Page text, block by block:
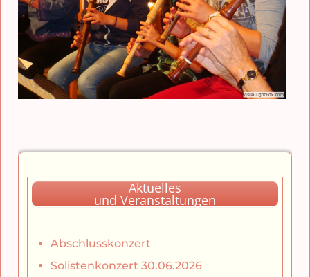
Aktuelles
und Veranstaltungen
Abschlusskonzert
Solistenkonzert 30.06.2026